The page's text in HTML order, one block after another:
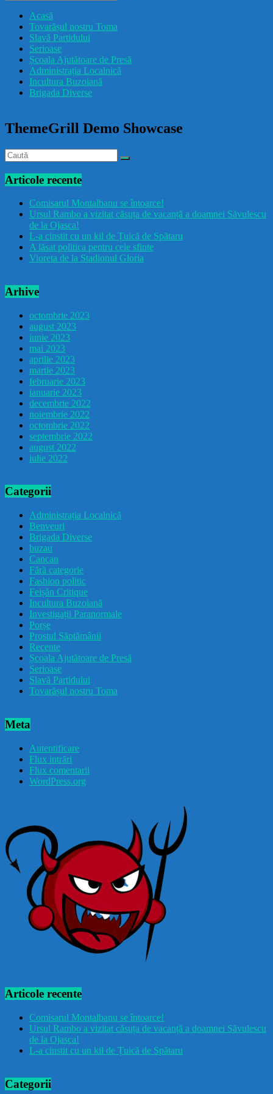
Acasă
Tovarășul nostru Toma
Slavă Partidului
Serioase
Școala Ajutătoare de Presă
Administrația Localnică
Incultura Buzoiană
Brigada Diverse
ThemeGrill Demo Showcase
Articole recente
Comisarul Montalbanu se întoarce!
Ursul Rambo a vizitat căsuța de vacanță a doamnei Săvulescu
de la Ojasca!
L-a cinstit cu un kil de Țuică de Spătaru
A lăsat politica pentru cele sfinte
Vioreta de la Stadionul Gloria
Arhive
octombrie 2023
august 2023
iunie 2023
mai 2023
aprilie 2023
martie 2023
februarie 2023
ianuarie 2023
decembrie 2022
noiembrie 2022
octombrie 2022
septembrie 2022
august 2022
iulie 2022
Categorii
Administrația Localnică
Benveuri
Brigada Diverse
buzau
Cancan
Fără categorie
Fashion politic
Feișăn Critique
Incultura Buzoiană
Investigații Paranormale
Porșe
Prostul Săptămânii
Recente
Școala Ajutătoare de Presă
Serioase
Slavă Partidului
Tovarășul nostru Toma
Meta
Autentificare
Flux intrări
Flux comentarii
WordPress.org
Articole recente
Comisarul Montalbanu se întoarce!
Ursul Rambo a vizitat căsuța de vacanță a doamnei Săvulescu
de la Ojasca!
L-a cinstit cu un kil de Țuică de Spătaru
Categorii